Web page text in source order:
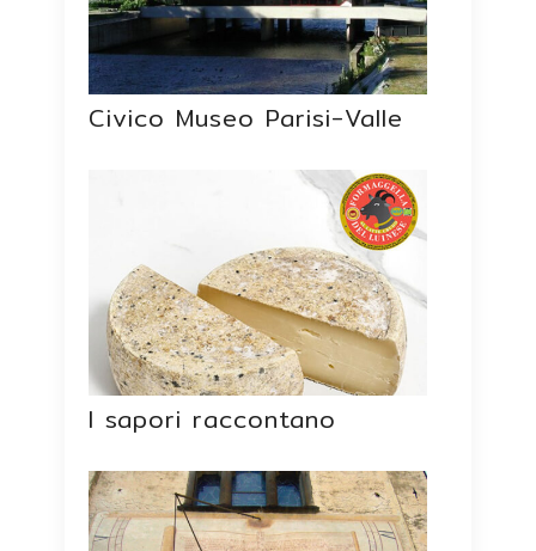
Civico Museo Parisi-Valle
I sapori raccontano